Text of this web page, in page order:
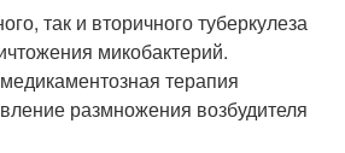
так и вторичного туберкулеза
микобактерий.
терапия
размножения возбудителя